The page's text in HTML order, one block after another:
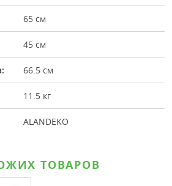
65 см
45 см
66.5 см
11.5 кг
ALANDEKO
ТОВАРОВ